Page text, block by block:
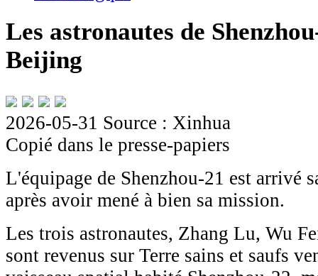
Les astronautes de
Beijing
2026-05-31 Source : Xinhua
Copié dans le presse-papiers
L'équipage de Shenzhou-21 est arrivé
après avoir mené à bien sa mission.
Les trois astronautes, Zhang Lu, Wu
sont revenus sur Terre sains et saufs